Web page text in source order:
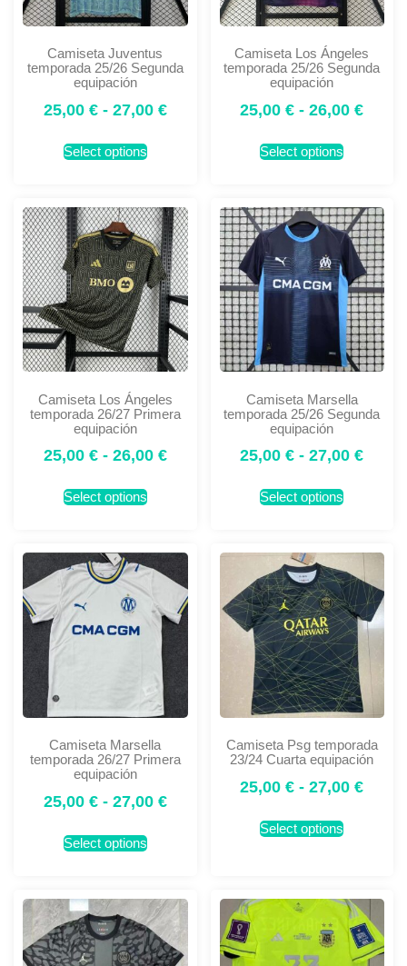
Camiseta Juventus
temporada 25/26 Segunda
equipación
25,00 € - 27,00 €
Select options
Camiseta Los Ángeles
temporada 25/26 Segunda
equipación
25,00€ - 26,00€
Select options
Camiseta Los Ángeles
temporada 26/27 Primera
equipación
25,00 € - 26,00 €
Select options
Camiseta Marsella
temporada 25/26 Segunda
equipación
25,00€ - 27,00€
Select options
Camiseta Marsella
temporada 26/27 Primera
equipación
25,00 € - 27,00 €
Select options
Camiseta Psg temporada
23/24 Cuarta equipación
25,00€ - 27,00€
Select options